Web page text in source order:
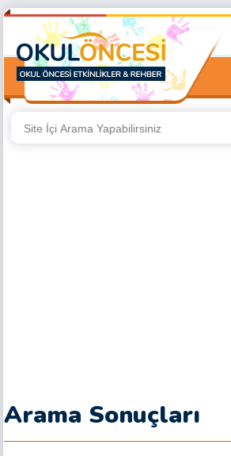
Arama Sonuçları